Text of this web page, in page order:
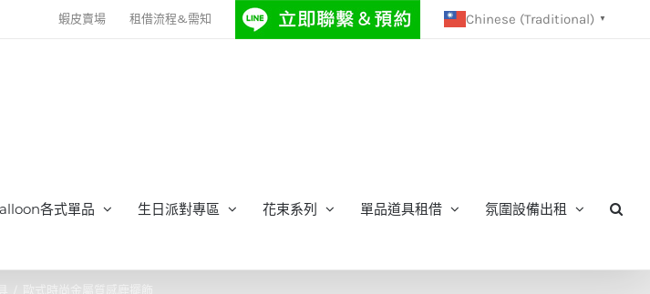
蝦皮賣場 租借流程&需知 Chinese (Traditional) ▼
各式單品 生日派對專區 花束系列 單品道具租借 氛圍設備出租
歐式時尚金屬質感鹿擺飾